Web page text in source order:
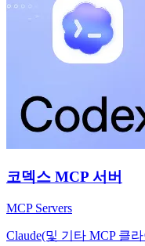
코덱스 MCP 서버
MCP Servers
Claude(및 기타 MCP 클